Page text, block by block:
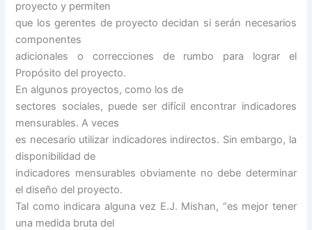
proyecto y permiten
que los gerentes de proyecto decidan si serán necesarios
componentes
adicionales o correcciones de rumbo para lograr el
Propósito del proyecto.
En algunos proyectos, como los de
sectores sociales, puede ser difícil encontrar indicadores
mensurables. A veces
es necesario utilizar indicadores indirectos. Sin embargo, la
disponibilidad de
indicadores mensurables obviamente no debe determinar
el diseño del proyecto.
Tal como indicara alguna vez E.J. Mishan, “es mejor tener
una medida bruta del